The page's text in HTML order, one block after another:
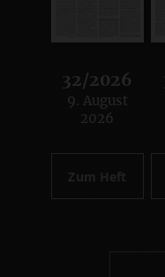
32/2026
:
9. August
2026
Zum Heft